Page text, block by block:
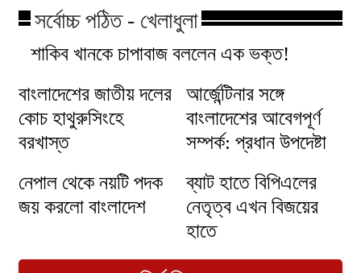
সর্বোচ্চ পঠিত - খেলাধুলা
শাকিব খানকে চাপাবাজ বললেন এক ভক্ত!
বাংলাদেশের জাতীয় দলের
কোচ হাথুরুসিংহে
বরখাস্ত
আর্জেন্টিনার সঙ্গে
বাংলাদেশের আবেগপূর্ণ
সম্পর্ক: প্রধান উপদেষ্টা
নেপাল থেকে নয়টি পদক
জয় করলো বাংলাদেশ
ব্যাট হাতে বিপিএলের
নেতৃত্ব এখন বিজয়ের
হাতে